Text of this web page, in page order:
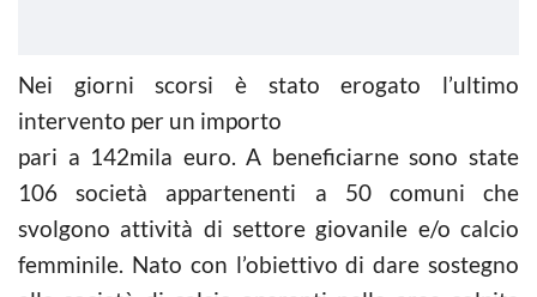
Nei giorni scorsi è stato erogato l’ultimo
intervento per un importo
pari a 142mila euro. A beneficiarne sono state
106 società appartenenti a 50 comuni che
svolgono attività di settore giovanile e/o calcio
femminile. Nato con l’obiettivo di dare sostegno